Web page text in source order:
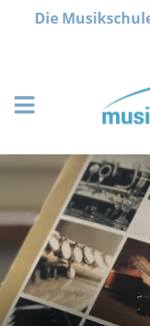
Navigation überspringen
Die